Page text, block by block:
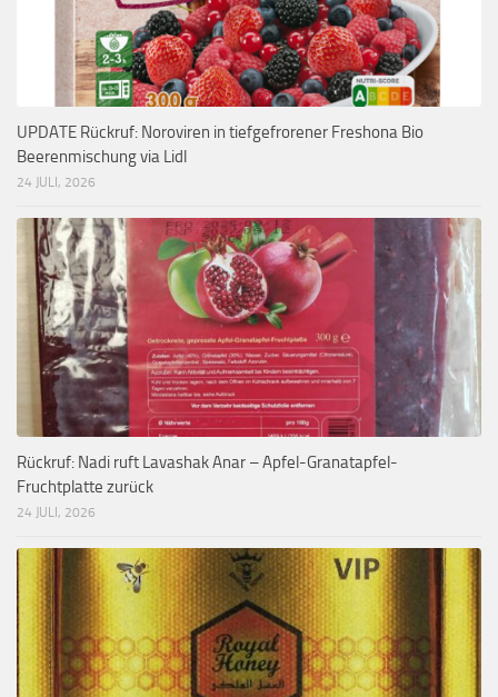
UPDATE Rückruf: Noroviren in tiefgefrorener Freshona Bio
Beerenmischung via Lidl
24 JULI, 2026
Rückruf: Nadi ruft Lavashak Anar – Apfel-Granatapfel-
Fruchtplatte zurück
24 JULI, 2026